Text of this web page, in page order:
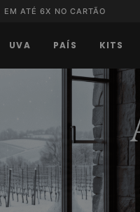
EM ATÉ 6X NO CARTÃO
UVA PAÍS KITS